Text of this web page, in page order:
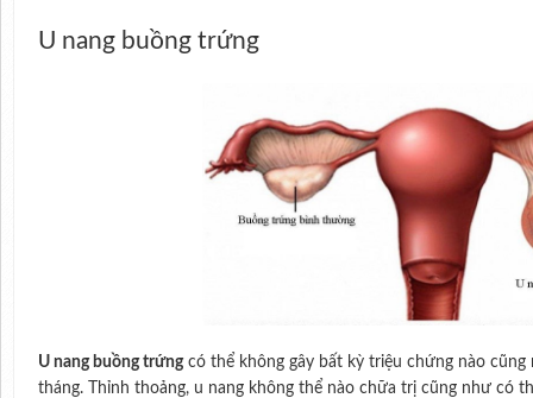
U nang buồng trứng
U nang buồng trứngcó thể không gây bất kỳ triệu chứng nào
tháng. Thỉnh thoảng, u nang không thể nào chữa trị cũng như có